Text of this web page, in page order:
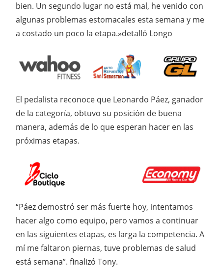
bien. Un segundo lugar no está mal, he venido con
algunas problemas estomacales esta semana y me
a costado un poco la etapa.»detalló Longo
El pedalista reconoce que Leonardo Páez, ganador
de la categoría, obtuvo su posición de buena
manera, además de lo que esperan hacer en las
próximas etapas.
“Páez demostró ser más fuerte hoy, intentamos
hacer algo como equipo, pero vamos a continuar
en las siguientes etapas, es larga la competencia. A
mí me faltaron piernas, tuve problemas de salud
está semana”. finalizó Tony.